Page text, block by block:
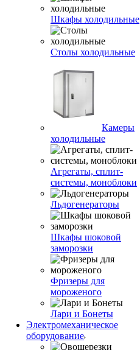
Шкафы холодильные
Столы холодильные
Камеры
холодильные
Агрегаты, сплит-
системы, моноблоки
Льдогенераторы
Шкафы шоковой
заморозки
Фризеры для
мороженого
Лари и Бонеты
Электромеханическое
оборудование